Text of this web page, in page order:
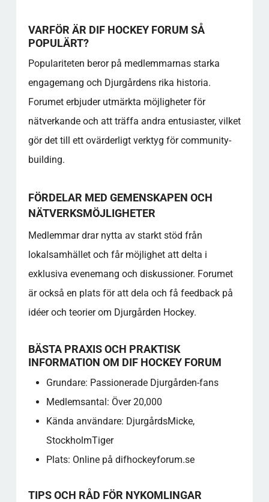
VARFÖR ÄR DIF HOCKEY FORUM SÅ
POPULÄRT?
Populariteten beror på medlemmarnas starka
engagemang och Djurgårdens rika historia.
Forumet erbjuder utmärkta möjligheter för
nätverkande och att träffa andra entusiaster, vilket
gör det till ett ovärderligt verktyg för community-
building.
FÖRDELAR MED GEMENSKAPEN OCH
NÄTVERKSMÖJLIGHETER
Medlemmar drar nytta av starkt stöd från
lokalsamhället och får möjlighet att delta i
exklusiva evenemang och diskussioner. Forumet
är också en plats för att dela och få feedback på
idéer och teorier om Djurgården Hockey.
BÄSTA PRAXIS OCH PRAKTISK
INFORMATION OM DIF HOCKEY FORUM
Grundare: Passionerade Djurgården-fans
Medlemsantal: Över 20,000
Kända användare: DjurgårdsMicke,
StockholmTiger
Plats: Online på difhockeyforum.se
TIPS OCH RÅD FÖR NYKOMLINGAR